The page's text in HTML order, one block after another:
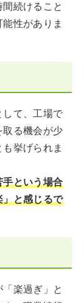
続けること
性がありま
して、工場で
る機会が少
挙げられま
という場合
と感じるで
楽過ぎ」と